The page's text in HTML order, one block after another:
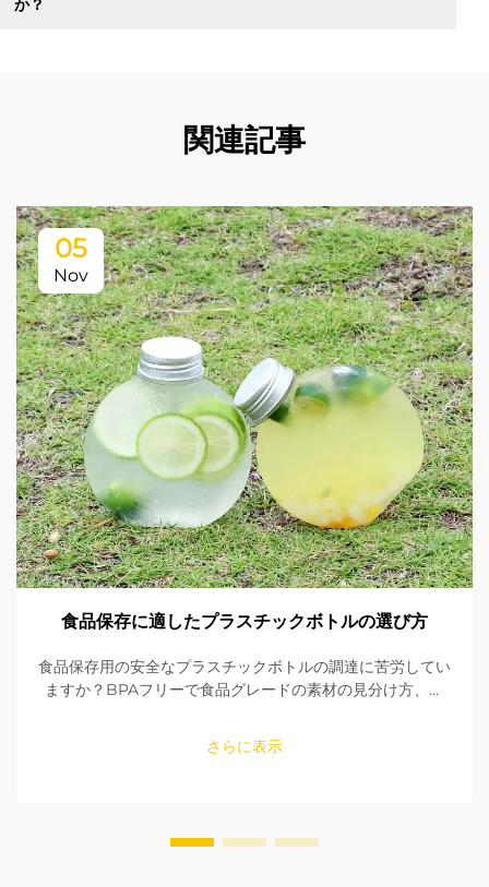
か？
関連記事
05
Nov
食品保存に適したプラスチックボトルの選び方
食品保存用の安全なプラスチックボトルの調達に苦労してい
ますか？BPAフリーで食品グレードの素材の見分け方、シ
FDAおよびEU規格への適合性を確保してください。今すぐ
読む。
さらに表示